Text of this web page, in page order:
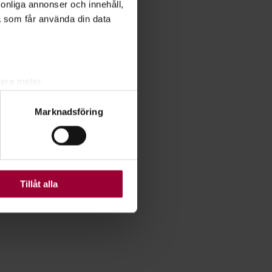
annonser och innehåll,
får använda din data
meter
. Du kan ändra
Vissa kakor är
Marknadsföring
Tillåt alla